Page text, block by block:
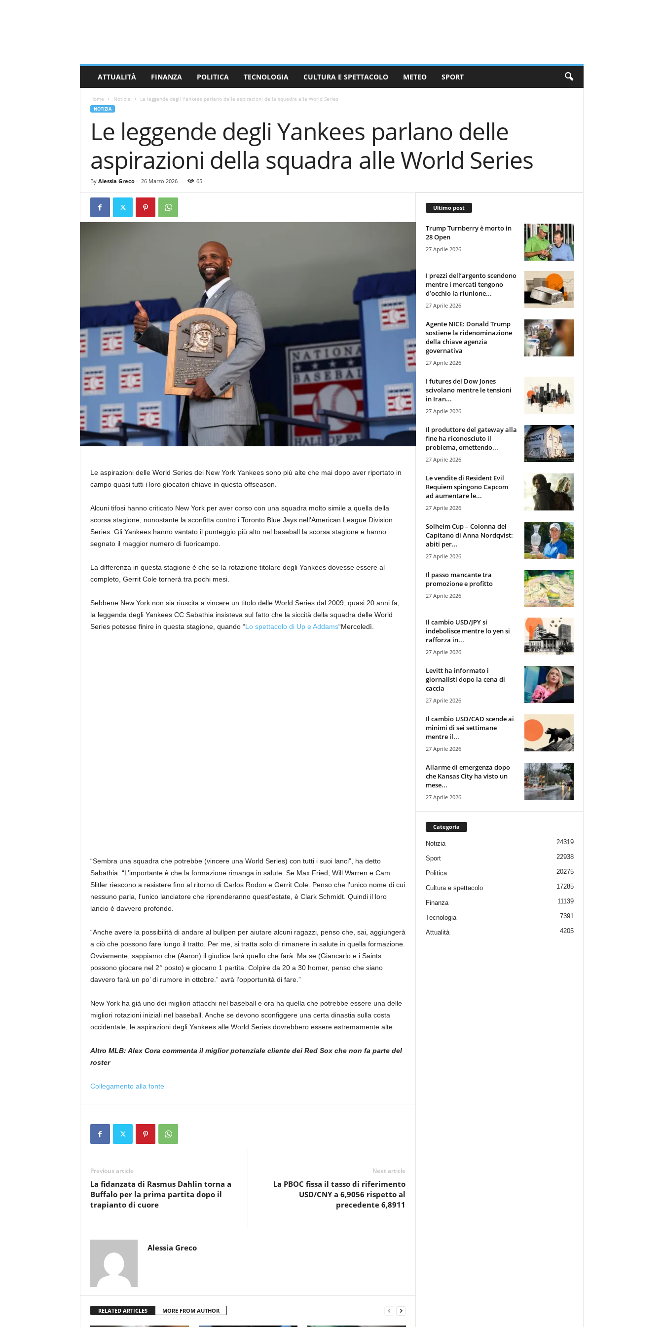
ATTUALITÀ FINANZA POLITICA TECNOLOGIA CULTURA E SPETTACOLO METEO SPORT
Home Notizia Le leggende degli Yankees parlano delle aspirazioni della squadra alle World Series
NOTIZIA
Le leggende degli Yankees parlano delle
aspirazioni della squadra alle World Series
By Alessia Greco- 26 Marzo 2026 65
Le aspirazioni delle World Series dei New York Yankees sono più alte che mai dopo aver riportato in
campo quasi tutti i loro giocatori chiave in questa offseason.
Alcuni tifosi hanno criticato New York per aver corso con una squadra molto simile a quella della
scorsa stagione, nonostante la sconfitta contro i Toronto Blue Jays nell’American League Division
Series. Gli Yankees hanno vantato il punteggio più alto nel baseball la scorsa stagione e hanno
segnato il maggior numero di fuoricampo.
La differenza in questa stagione è che se la rotazione titolare degli Yankees dovesse essere al
completo, Gerrit Cole tornerà tra pochi mesi.
Sebbene New York non sia riuscita a vincere un titolo delle World Series dal 2009, quasi 20 anni fa,
la leggenda degli Yankees CC Sabathia insisteva sul fatto che la siccità della squadra delle World
Series potesse finire in questa stagione, quando “Lo spettacolo di Up e Addams“Mercoledì.
“Sembra una squadra che potrebbe (vincere una World Series) con tutti i suoi lanci”, ha detto
Sabathia. “L’importante è che la formazione rimanga in salute. Se Max Fried, Will Warren e Cam
Slitler riescono a resistere fino al ritorno di Carlos Rodon e Gerrit Cole. Penso che l’unico nome di cui
nessuno parla, l’unico lanciatore che riprenderanno quest’estate, è Clark Schmidt. Quindi il loro
lancio è davvero profondo.
“Anche avere la possibilità di andare al bullpen per aiutare alcuni ragazzi, penso che, sai, aggiungerà
a ciò che possono fare lungo il tratto. Per me, si tratta solo di rimanere in salute in quella formazione.
Ovviamente, sappiamo che (Aaron) il giudice farà quello che farà. Ma se (Giancarlo e i Saints
possono giocare nel 2° posto) e giocano 1 partita. Colpire da 20 a 30 homer, penso che siano
davvero farà un po’ di rumore in ottobre.” avrà l’opportunità di fare.”
New York ha già uno dei migliori attacchi nel baseball e ora ha quella che potrebbe essere una delle
migliori rotazioni iniziali nel baseball. Anche se devono sconfiggere una certa dinastia sulla costa
occidentale, le aspirazioni degli Yankees alle World Series dovrebbero essere estremamente alte.
Altro MLB: Alex Cora commenta il miglior potenziale cliente dei Red Sox che non fa parte del
roster
Collegamento alla fonte
Previous article
La fidanzata di Rasmus Dahlin torna a
Buffalo per la prima partita dopo il
trapianto di cuore
Next article
La PBOC fissa il tasso di riferimento
USD/CNY a 6,9056 rispetto al
precedente 6,8911
Alessia Greco
RELATED ARTICLES MORE FROM AUTHOR
Ultimo post
Trump Turnberry è morto in
28 Open
27 Aprile 2026
I prezzi dell’argento scendono
mentre i mercati tengono
d’occhio la riunione...
27 Aprile 2026
Agente NICE: Donald Trump
sostiene la ridenominazione
della chiave agenzia
governativa
27 Aprile 2026
I futures del Dow Jones
scivolano mentre le tensioni
in Iran...
27 Aprile 2026
Il produttore del gateway alla
fine ha riconosciuto il
problema, omettendo...
27 Aprile 2026
Le vendite di Resident Evil
Requiem spingono Capcom
ad aumentare le...
27 Aprile 2026
Solheim Cup – Colonna del
Capitano di Anna Nordqvist:
abiti per...
27 Aprile 2026
Il passo mancante tra
promozione e profitto
27 Aprile 2026
Il cambio USD/JPY si
indebolisce mentre lo yen si
rafforza in...
27 Aprile 2026
Levitt ha informato i
giornalisti dopo la cena di
caccia
27 Aprile 2026
Il cambio USD/CAD scende ai
minimi di sei settimane
mentre il...
27 Aprile 2026
Allarme di emergenza dopo
che Kansas City ha visto un
mese...
27 Aprile 2026
Categoria
Notizia 24319
Sport 22938
Politica 20275
Cultura e spettacolo 17285
Finanza 11139
Tecnologia 7391
Attualità 4205